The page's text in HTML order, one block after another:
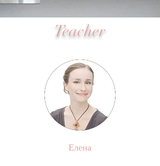
Елена
Teacher